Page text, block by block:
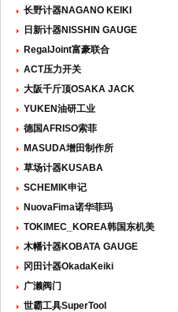
长野计器NAGANO KEIKI
日新计器NISSHIN GAUGE
RegalJoint富豪联合
ACT压力开关
大阪千斤顶OSAKA JACK
YUKEN油研工业
德国AFRISO索菲
MASUDA增田制作所
草场计器KUSABA
SCHEMIK申记
NuovaFima诺华菲玛
TOKIMEC_KOREA韩国东机美
木幡计器KOBATA GAUGE
冈田计器OkadaKeiki
广濑阀门
世霸工具SuperTool